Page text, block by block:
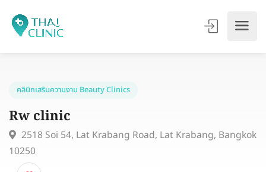
คลินิกเสริมความงาม Beauty Clinics
Rw clinic
2518 Soi 54, Lat Krabang Road, Lat Krabang,
10250